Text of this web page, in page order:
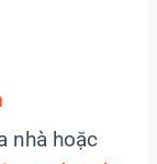
nhà hoặc